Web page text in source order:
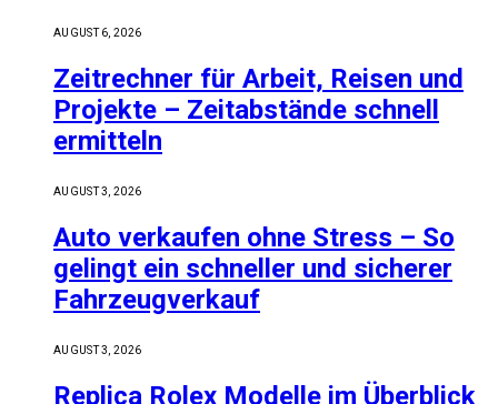
AUGUST 6, 2026
Zeitrechner für Arbeit, Reisen und
Projekte – Zeitabstände schnell
ermitteln
AUGUST 3, 2026
Auto verkaufen ohne Stress – So
gelingt ein schneller und sicherer
Fahrzeugverkauf
AUGUST 3, 2026
Replica Rolex Modelle im Überblick